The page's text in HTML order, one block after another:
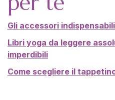
Gli accessori
Libri yoga da leggere
imperdibili
Come scegliere il